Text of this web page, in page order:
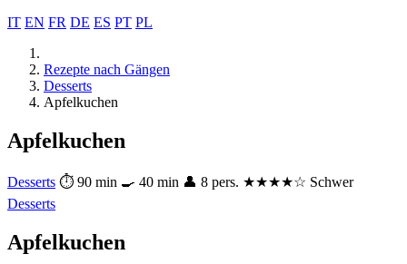
IT EN FR DE ES PT PL
Rezepte nach Gängen
Desserts
Apfelkuchen
Apfelkuchen
Desserts ⏱ 90 min 🍳 40 min 👤 8 pers. ★★★★☆ Schwer
Desserts
Apfelkuchen